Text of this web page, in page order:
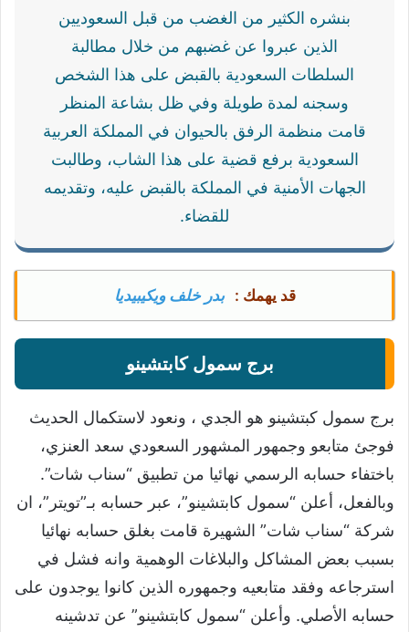
بنشره الكثير من الغضب من قبل السعوديين
الذين عبروا عن غضبهم من خلال مطالبة
السلطات السعودية بالقبض على هذا الشخص
وسجنه لمدة طويلة وفي ظل بشاعة المنظر
قامت منظمة الرفق بالحيوان في المملكة العربية
السعودية برفع قضية على هذا الشاب، وطالبت
الجهات الأمنية في المملكة بالقبض عليه، وتقديمه
للقضاء.
قد يهمك : بدر خلف ويكيبيديا
برج سمول كابتشينو
برج سمول كبتشينو هو الجدي ، ونعود لاستكمال الحديث
فوجئ متابعو وجمهور المشهور السعودي سعد العنزي،
باختفاء حسابه الرسمي نهائيا من تطبيق “سناب شات”.
وبالفعل، أعلن “سمول كابتشينو”، عبر حسابه بـ”تويتر”، ان
شركة “سناب شات” الشهيرة قامت بغلق حسابه نهائيا
بسبب بعض المشاكل والبلاغات الوهمية وانه فشل في
استرجاعه وفقد متابعيه وجمهوره الذين كانوا يوجدون على
حسابه الأصلي. وأعلن “سمول كابتشينو” عن تدشينه